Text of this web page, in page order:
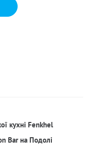
кухні Fenkhel
Bar на Подолі